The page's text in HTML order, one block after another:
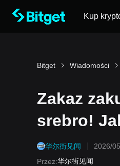
Kup
Bitget Wiadomości
Zakaz
srebro!
华尔街见闻 2026/
Przez:华尔街见闻